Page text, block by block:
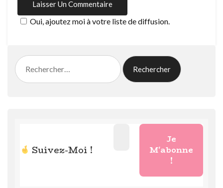
Oui, ajoutez moi à votre liste de diffusion.
Rechercher :
Suivez-Moi !